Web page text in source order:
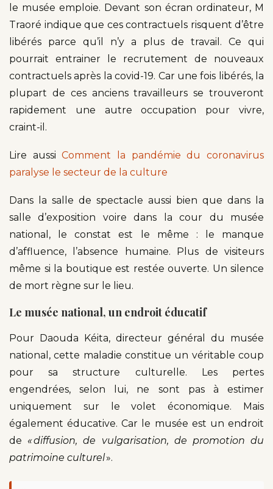
le musée emploie. Devant son écran ordinateur, M
Traoré indique que ces contractuels risquent d’être
libérés parce qu’il n’y a plus de travail. Ce qui
pourrait entrainer le recrutement de nouveaux
contractuels après la covid-19. Car une fois libérés, la
plupart de ces anciens travailleurs se trouveront
rapidement une autre occupation pour vivre,
craint-il.
Lire aussiComment la pandémie du coronavirus
paralyse le secteur de la culture
Dans la salle de spectacle aussi bien que dans la
salle d’exposition voire dans la cour du musée
national, le constat est le même : le manque
d’affluence, l’absence humaine. Plus de visiteurs
même si la boutique est restée ouverte. Un silence
de mort règne sur le lieu.
Le musée national, un endroit éducatif
Pour Daouda Kéita, directeur général du musée
national, cette maladie constitue un véritable coup
pour sa structure culturelle. Les pertes
engendrées, selon lui, ne sont pas à estimer
uniquement sur le volet économique. Mais
également éducative. Car le musée est un endroit
de « diffusion, de vulgarisation, de promotion du
patrimoine culturel».